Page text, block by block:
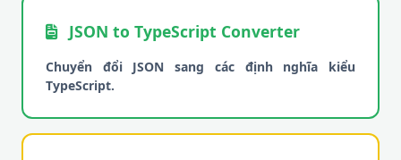
JSON to TypeScript Converter
Chuyển đổi JSON sang các định nghĩa kiểu
TypeScript.